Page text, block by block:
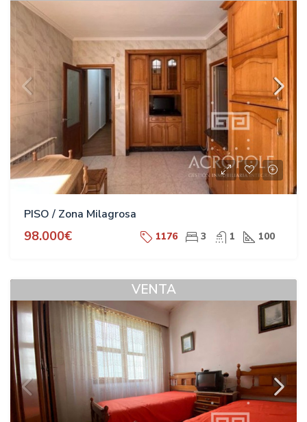
PISO / Zona Milagrosa
98.000€ 1176 3 1 100
VENTA